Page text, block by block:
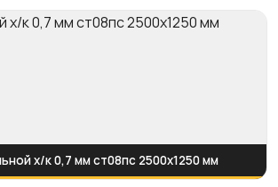
х/к 0,7 мм ст08пс 2500х1250 мм